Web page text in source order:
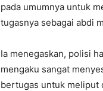
pada umumnya untuk
tugasnya sebagai abdi
Ia menegaskan, polisi
mengaku sangat
bertugas untuk meliput